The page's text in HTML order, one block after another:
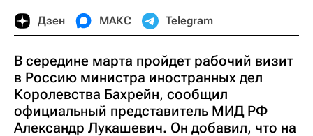
Дзен МАКС Telegram
В середине марта пройдет рабочий визит
в Россию министра иностранных дел
Королевства Бахрейн, сообщил
официальный представитель МИД РФ
Александр Лукашевич. Он добавил, что на